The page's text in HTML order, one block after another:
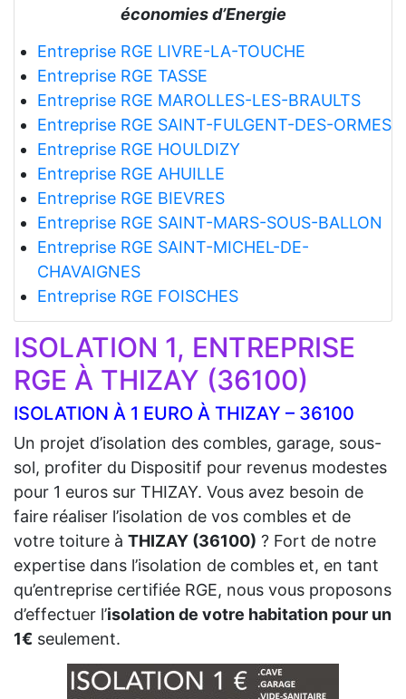
économies d’Energie
Entreprise RGE LIVRE-LA-TOUCHE
Entreprise RGE TASSE
Entreprise RGE MAROLLES-LES-BRAULTS
Entreprise RGE SAINT-FULGENT-DES-ORMES
Entreprise RGE HOULDIZY
Entreprise RGE AHUILLE
Entreprise RGE BIEVRES
Entreprise RGE SAINT-MARS-SOUS-BALLON
Entreprise RGE SAINT-MICHEL-DE-
CHAVAIGNES
Entreprise RGE FOISCHES
ISOLATION 1, ENTREPRISE
RGE À THIZAY (36100)
ISOLATION À 1 EURO À THIZAY – 36100
Un projet d’isolation des combles, garage, sous-
sol, profiter du Dispositif pour revenus modestes
pour 1 euros sur THIZAY. Vous avez besoin de
faire réaliser l’isolation de vos combles et de
votre toiture à THIZAY (36100) ? Fort de notre
expertise dans l’isolation de combles et, en tant
qu’entreprise certifiée RGE, nous vous proposons
d’effectuer l’isolation de votre habitation pour un
1€ seulement.